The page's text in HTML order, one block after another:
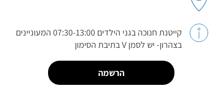
קייטנת חנוכה בגני הילדים 07:30-13:00 המעוניינים
בצהרון- יש לסמן V בתיבת הסימון
הרשמה